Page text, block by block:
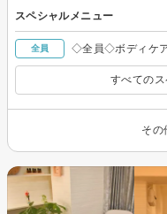
スペシャルメニュー
全員 ◇全員◇ボディケ
すべての
その